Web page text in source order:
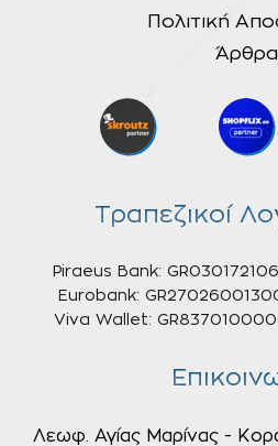
Πολιτική
Άρθρα
Τραπεζικοί
Piraeus Bank:
Eurobank:
Viva Wallet:
Λεωφ. Αγίας Μαρίνας -